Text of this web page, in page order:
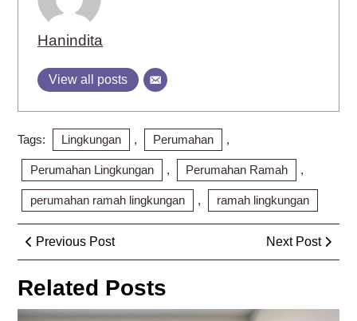
Hanindita
View all posts
Tags: Lingkungan , Perumahan ,
Perumahan Lingkungan , Perumahan Ramah ,
perumahan ramah lingkungan , ramah lingkungan
Post
navigation
Previous PostPrevious
Post
Next Post
Next
Post
Related Posts